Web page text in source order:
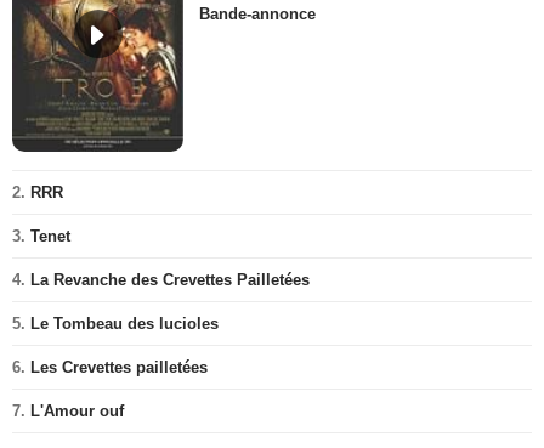
Bande-annonce
2. RRR
3. Tenet
4. La Revanche des Crevettes Pailletées
5. Le Tombeau des lucioles
6. Les Crevettes pailletées
7. L'Amour ouf